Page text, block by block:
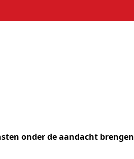
onder de aandacht brengen